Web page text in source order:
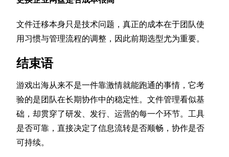
文件迁移本身只是技术问题，真正的成本在于团队使
用习惯与管理流程的调整，因此前期选型尤为重要。
结束语
游戏出海从来不是一件靠激情就能跑通的事情，它考
验的是团队在长期协作中的稳定性。文件管理看似基
础，却贯穿了研发、发行、运营的每一个环节。工具
是否可靠，直接决定了信息流转是否顺畅，协作是否
可持续。